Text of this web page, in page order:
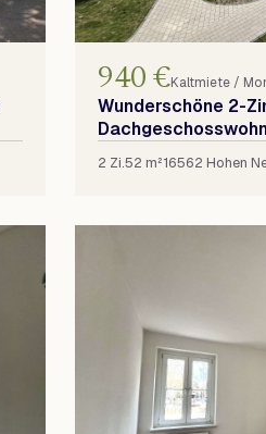
940 €Kaltmiete /
Wunderschöne 2-
2 Zi.52 m²16562 Hohen